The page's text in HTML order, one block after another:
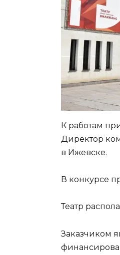
К работам
Директор
в Ижевске.
В конкурсе
Театр
Заказчиком